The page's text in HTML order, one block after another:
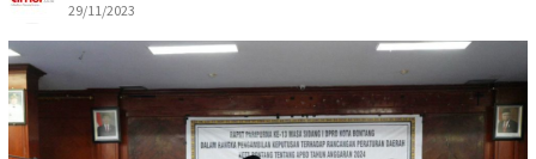
29/11/2023